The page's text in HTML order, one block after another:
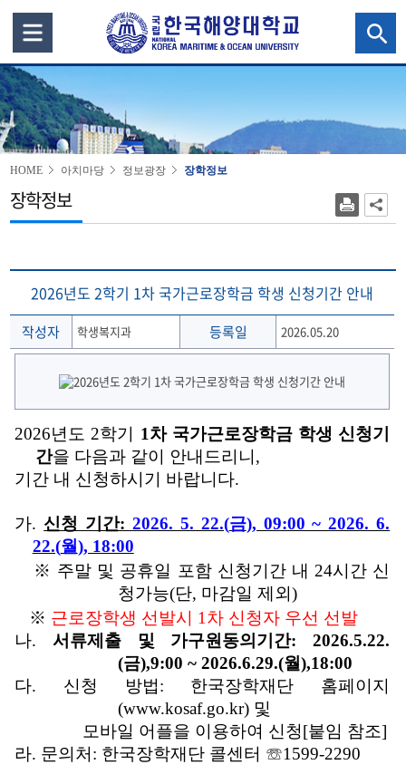
HOME 아치마당 정보광장 장학정보
장학정보
2026년도 2학기 1차 국가근로장학금 학생 신청기간 안내
작성자 학생복지과 등록일 2026.05.20
2026년도 2학기 1차 국가근로장학금 학생 신청기
간을 다음과 같이 안내드리니 ,
기간 내 신청하시기 바랍니다.
가.신청 기간: 2026. 5. 22.(금), 09:00 ~ 2026. 6.
22.(월), 18:00
※ 주말 및 공휴일 포함 신청기간 내 24시간 신
청가능(단, 마감일 제외 )
※ 근로장학생 선발시 1 차 신청자 우선 선발
나. 서류제출 및 가구원동의기간: 2026.5.22.
(금),9:00 ~ 2026.6.29.(월),18:00
다. 신청 방법: 한국장학재단 홈페이지
(www.kosaf.go.kr) 및
모바일 어플을 이용하여 신청[붙임 참조]
라. 문의처 : 한국장학재단 콜센터 ☏1599-2290